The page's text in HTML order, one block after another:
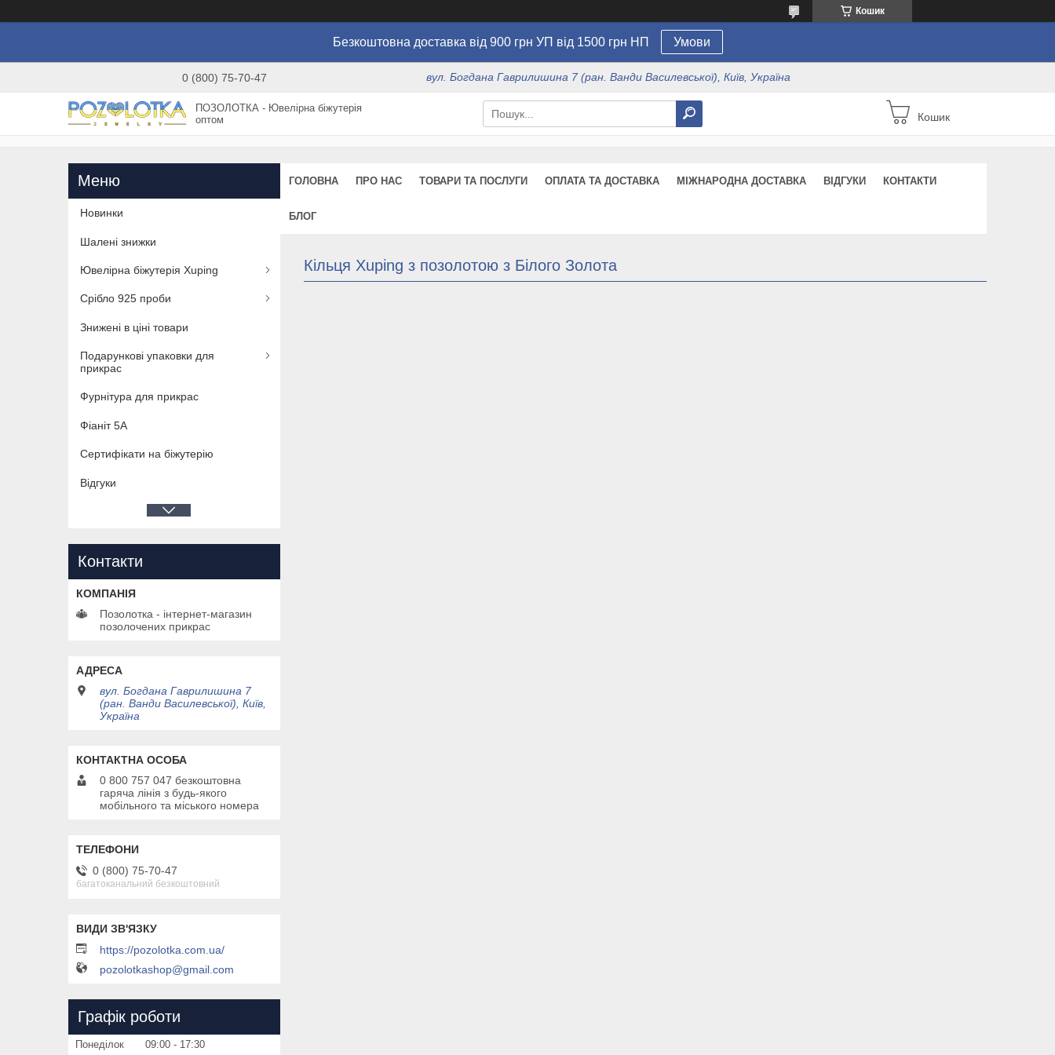
Кошик
Безкоштовна доставка від 900 грн УП від 1500 грн НП Умови
0 (800) 75-70-47 вул. Богдана Гаврилишина 7 (ран. Ванди Василевської), Київ, Україна
ПОЗОЛОТКА - Ювелірна біжутерія
оптом
Кошик
ГОЛОВНА ПРО НАС ТОВАРИ ТА ПОСЛУГИ ОПЛАТА ТА ДОСТАВКА МІЖНАРОДНА ДОСТАВКА ВІДГУКИ КОНТАКТИ
БЛОГ
Кільця Xuping з позолотою з Білого Золота
Новинки
Шалені знижки
Ювелірна біжутерія Xuping
Срібло 925 проби
Знижені в ціні товари
Подарункові упаковки для
прикрас
Фурнітура для прикрас
Фіаніт 5А
Сертифікати на біжутерію
Відгуки
Контакти
Позолотка - інтернет-магазин
позолочених прикрас
вул. Богдана Гаврилишина 7
(ран. Ванди Василевської), Київ,
Україна
0 800 757 047 безкоштовна
гаряча лінія з будь-якого
мобільного та міського номера
0 (800) 75-70-47
багатоканальний безкоштовний
https://pozolotka.com.ua/
pozolotkashop@gmail.com
Графік роботи
Понеділок 09:00
17:30